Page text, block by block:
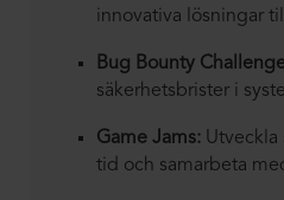
innovativa lösningar
Bug Bounty
säkerhetsbrister i
Game Jams:
tid och samarbeta